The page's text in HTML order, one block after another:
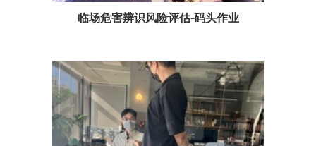
临场危害辨识风险评估-码头作业